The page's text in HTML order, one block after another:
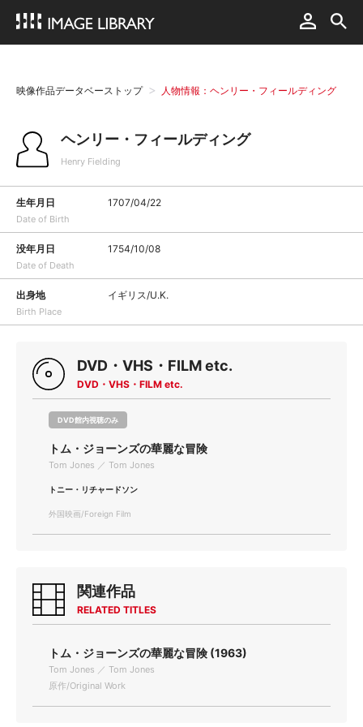
映像作品データベーストップ 人物情報：ヘンリー・フィールディング
ヘンリー・フィールディング
Henry Fielding
生年月日
Date of Birth
1707/04/22
没年月日
Date of Death
1754/10/08
出身地
Birth Place
イギリス/U.K.
DVD・VHS・FILM etc.
DVD・VHS・FILM etc.
DVD館内視聴のみ
トム・ジョーンズの華麗な冒険
Tom Jones ／ Tom Jones
トニー・リチャードソン
外国映画/Foreign Film
関連作品
RELATED TITLES
トム・ジョーンズの華麗な冒険 (1963)
Tom Jones ／ Tom Jones
原作/Original Work